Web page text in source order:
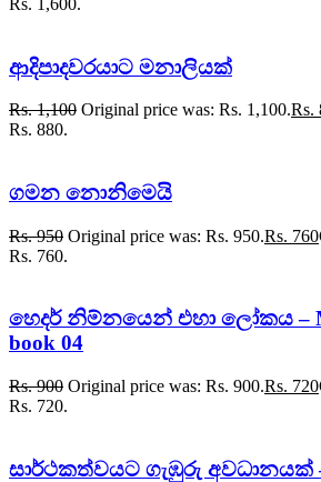
ආදිපාදවරයාට මනාලියක්
Rs.1,100 Original price was: Rs. 1,100.Rs.
Rs. 880.
ගමන නොනිමෙයි
Rs.950 Original price was: Rs. 950.Rs. 760
Rs. 760.
හෙදර් නිම්නයෙන් එහා ලෝකය –
book 04
Rs.900 Original price was: Rs. 900.Rs. 720
Rs. 720.
සාර්ථකත්වයට ගැඹුරු අවධානයක් –